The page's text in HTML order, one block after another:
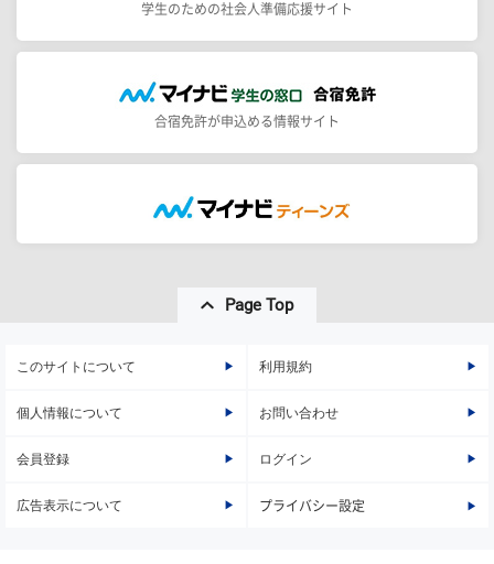
学生のための社会人準備応援サイト
合宿免許が申込める情報サイト
Page Top
このサイトについて 利用規約
個人情報について お問い合わせ
会員登録 ログイン
広告表示について プライバシー設定